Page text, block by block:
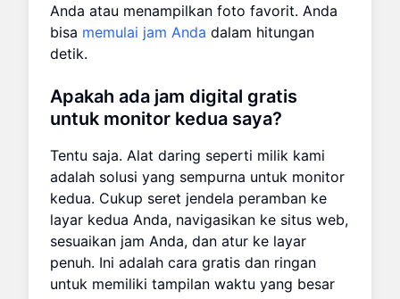
Anda atau menampilkan foto favorit. Anda
bisa memulai jam Anda dalam hitungan
detik.
Apakah ada jam digital gratis
untuk monitor kedua saya?
Tentu saja. Alat daring seperti milik kami
adalah solusi yang sempurna untuk monitor
kedua. Cukup seret jendela peramban ke
layar kedua Anda, navigasikan ke situs web,
sesuaikan jam Anda, dan atur ke layar
penuh. Ini adalah cara gratis dan ringan
untuk memiliki tampilan waktu yang besar